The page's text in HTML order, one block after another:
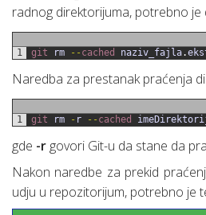
radnog direktorijuma, potrebno
1 git rm -- cached naziv_fajla.
Naredba za prestanak praćenja
1 git rm - r -- cached
gde -r govori Git-u da stane da
Nakon naredbe za prekid
udju u repozitorijum, potrebno je